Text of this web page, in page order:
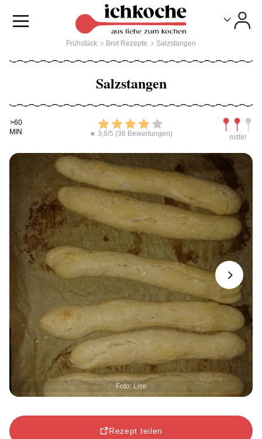
Frühstück Brot Rezepte Salzstangen
Salzstangen
Kochdauer
>60
MIN
Bewerten
★ 3,6/5 (36 Bewertungen) mittel
Foto: Lise
Next
Rezept teilen